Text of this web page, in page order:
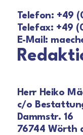
Telefon: +49
Telefax: +49
E-Mail:
Herr Heiko
c/o
Dammstr. 16
76744 Wörth